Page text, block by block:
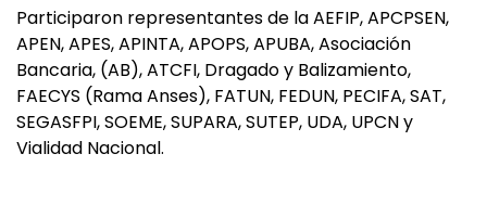
Participaron representantes de la AEFIP, APCPSEN,
APEN, APES, APINTA, APOPS, APUBA, Asociación
Bancaria, (AB), ATCFI, Dragado y Balizamiento,
FAECYS (Rama Anses), FATUN, FEDUN, PECIFA, SAT,
SEGASFPI, SOEME, SUPARA, SUTEP, UDA, UPCN y
Vialidad Nacional.